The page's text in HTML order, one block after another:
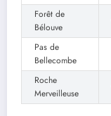
Forêt de
Bélouve
Pas de
Bellecombe
Roche
Merveilleuse